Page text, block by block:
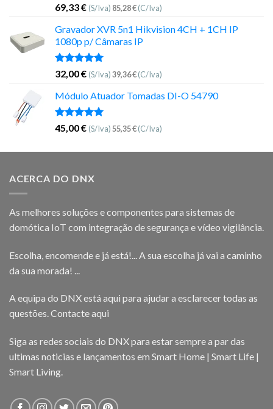
Avaliação
5.00
de 5
69,33€ (S/Iva) 85,28€(C/Iva)
Gravador XVR 5n1 Hikvision 4CH + 1CH IP
1080p p/ Câmaras IP
Avaliação
5.00
de 5
32,00€ (S/Iva)39,36€(C/Iva)
Módulo Atuador Tomadas DI-O 54790
Avaliação
5.00
de 5
45,00€ (S/Iva)55,35€(C/Iva)
ACERCA DO DNX
As melhores soluções e componentes para sistemas de
domótica IoT com integração de segurança e vídeo vigilância.
Escolha, encomende e já está!... A sua escolha já vai a caminho
da sua morada! ...
A equipa do DNX está aqui para ajudar a esclarecer todas as
questões.Contacte aqui
Siga as redes sociais do DNX para estar sempre a par das
ultimas noticias e lançamentos em Smart Home | Smart Life |
Smart Living.